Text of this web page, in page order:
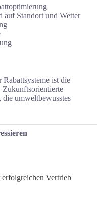
auf Standort und Wetter
ist die
Zukunftsorientierte
umweltbewusstes
Vertrieb